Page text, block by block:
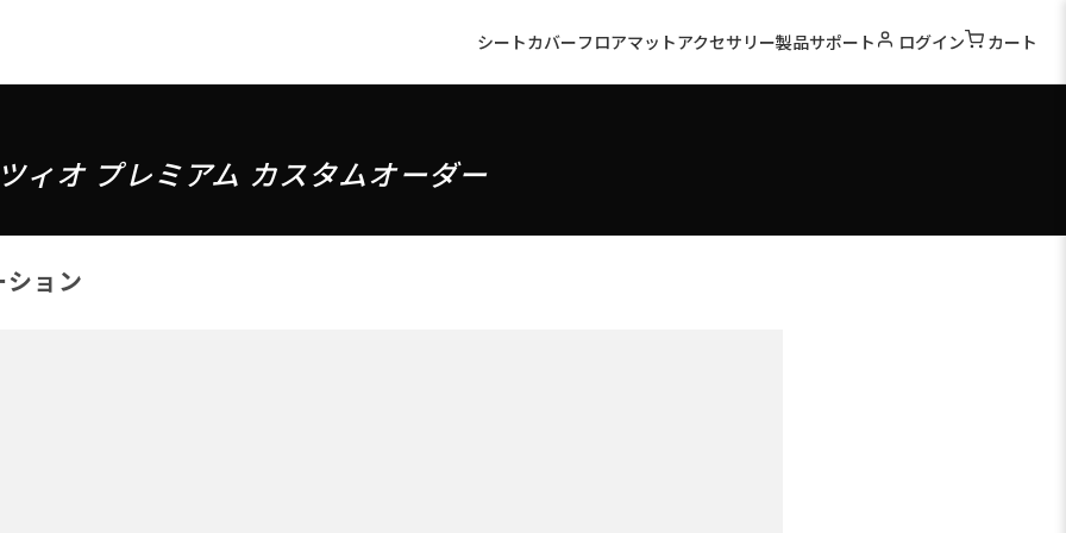
シートカバーフロアマットアクセサリー製品サポート ログイン カート
ィオ プレミアム カスタムオーダー
ョン